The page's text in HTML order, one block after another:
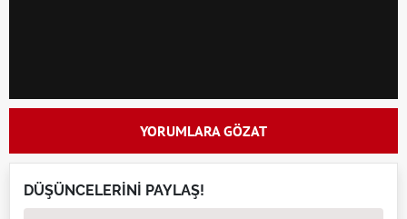
YORUMLARA GÖZAT
DÜŞÜNCELERİNİ PAYLAŞ!